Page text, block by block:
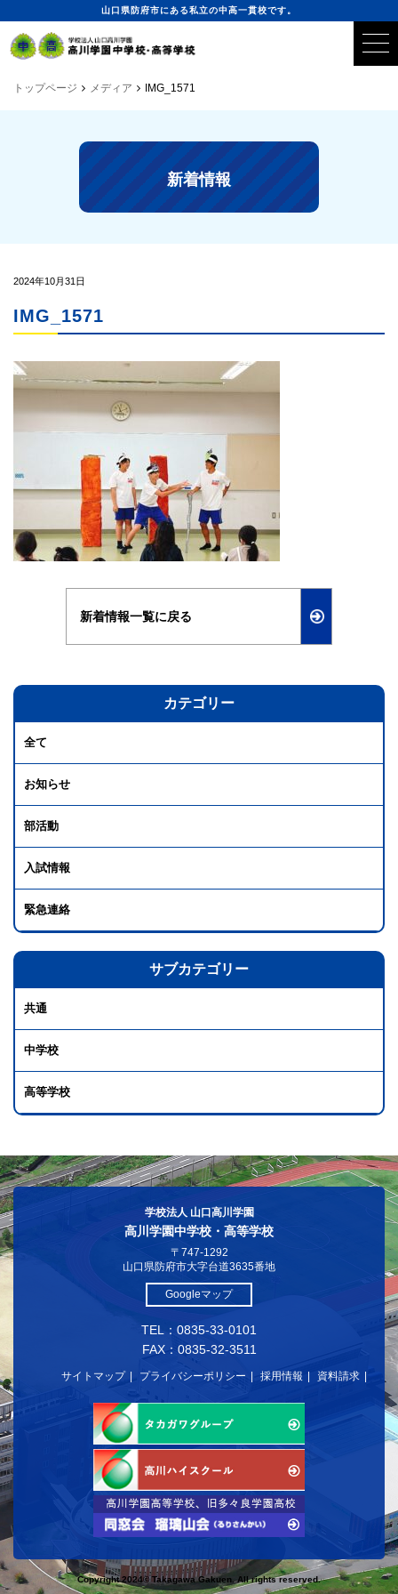
山口県防府市にある私立の中高一貫校です。
トップページ メディア IMG_1571
新着情報
2024年10月31日
IMG_1571
新着情報一覧に戻る
カテゴリー
全て
お知らせ
部活動
入試情報
緊急連絡
サブカテゴリー
共通
中学校
高等学校
学校法人 山口高川学園
高川学園中学校・高等学校
〒747-1292
山口県防府市大字台道3635番地
Googleマップ
TEL：0835-33-0101
FAX：0835-32-3511
サイトマップ プライバシーポリシー 採用情報 資料請求
Copyright 2024© Takagawa Gakuen. All rights reserved.